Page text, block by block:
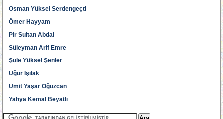
Osman Yüksel Serdengeçti
Ömer Hayyam
Pir Sultan Abdal
Süleyman Arif Emre
Şule Yüksel Şenler
Uğur Işılak
Ümit Yaşar Oğuzcan
Yahya Kemal Beyatlı